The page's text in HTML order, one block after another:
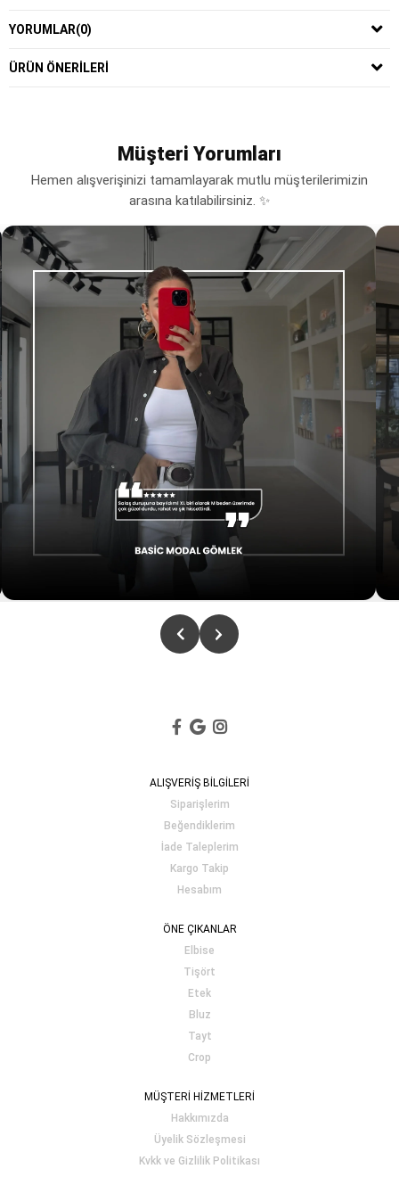
YORUMLAR(0)
ÜRÜN ÖNERILERI
Müşteri Yorumları
Hemen alışverişinizi tamamlayarak mutlu müşterilerimizin
arasına katılabilirsiniz. ✨
ALIŞVERİŞ BİLGİLERİ
Siparişlerim
Beğendiklerim
İade Taleplerim
Kargo Takip
Hesabım
ÖNE ÇIKANLAR
Elbise
Tişört
Etek
Bluz
Tayt
Crop
MÜŞTERİ HİZMETLERİ
Hakkımızda
Üyelik Sözleşmesi
Kvkk ve Gizlilik Politikası